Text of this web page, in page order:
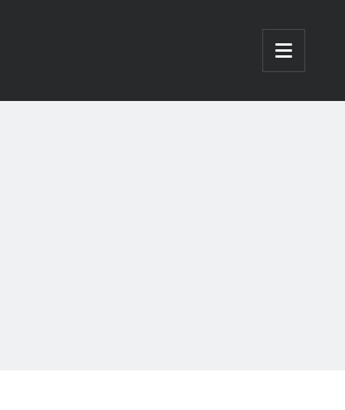
ana
menüyü